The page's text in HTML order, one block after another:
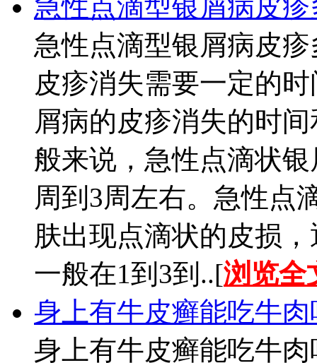
急性点滴型银屑病皮
急性点滴型银屑病皮
皮疹消失需要一定的
屑病的皮疹消失的时
般来说，急性点滴状
周到3周左右。急性点
肤出现点滴状的皮损
一般在1到3到..[浏览全
身上有牛皮癣能吃牛
身上有牛皮癣能吃牛